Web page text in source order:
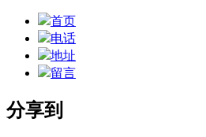
首页
电话
地址
留言
分享到